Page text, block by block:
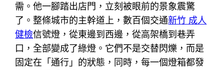
需。他一腳踏出店門，立刻被眼前的景象震驚
了。整條城市的主幹道上，數百個交通新竹 成人
健檢信號燈，從東邊到西邊，從高架橋到巷弄
口，全部變成了綠燈。它們不是交替閃爍，而是
固定在「通行」的狀態，同時，每一個燈箱都發